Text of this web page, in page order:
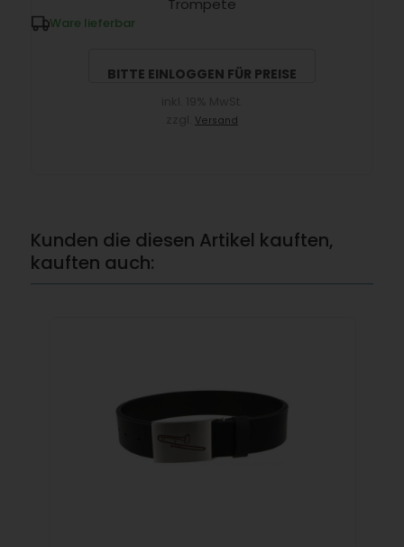
Trompete
Ware lieferbar
BITTE EINLOGGEN FÜR PREISE
Versand
Kunden die diesen Artikel kauften,
kauften auch: